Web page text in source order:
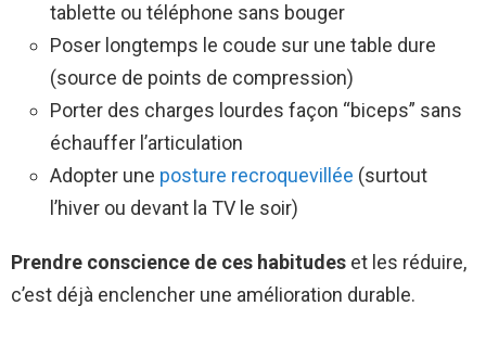
tablette ou téléphone sans bouger
Poser longtemps le coude sur une table dure
(source de points de compression)
Porter des charges lourdes façon “biceps” sans
échauffer l’articulation
Adopter une posture recroquevillée (surtout
l’hiver ou devant la TV le soir)
Prendre conscience de ces habitudes et les réduire,
c’est déjà enclencher une amélioration durable.